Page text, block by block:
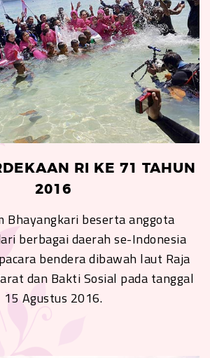
RI KE 71 TAHUN
2016
Bhayangkari beserta anggota
berbagai daerah se-Indonesia
bendera dibawah laut Raja
dan Bakti Sosial pada tanggal
15 Agustus 2016.